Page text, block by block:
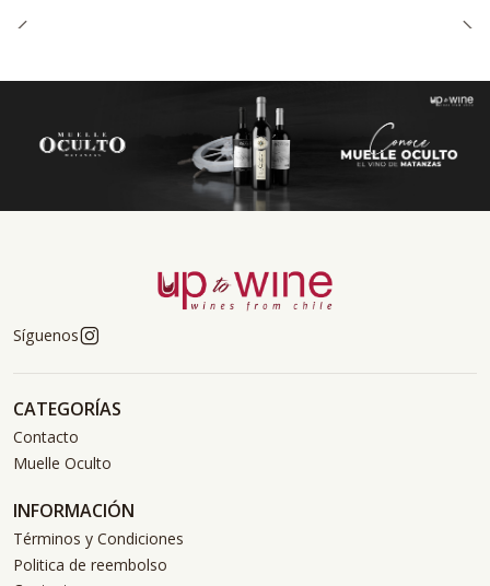
Síguenos
CATEGORÍAS
Contacto
Muelle Oculto
INFORMACIÓN
Términos y Condiciones
Politica de reembolso